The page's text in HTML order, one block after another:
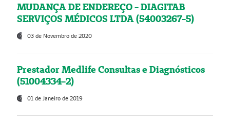
MUDANÇA DE ENDEREÇO - DIAGITAB
SERVIÇOS MÉDICOS LTDA (54003267-5)
03 de Novembro de 2020
Prestador Medlife Consultas e Diagnósticos
(51004334-2)
01 de Janeiro de 2019